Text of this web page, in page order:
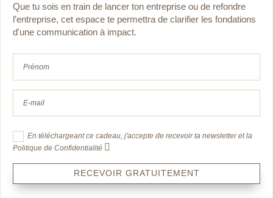
Que tu sois en train de lancer ton entreprise ou de refondre
l’entreprise, cet espace te permettra de clarifier les fondations
d'une communication à impact.
En téléchargeant ce cadeau, j'accepte de recevoir ta newsletter et la
Politique de Confidentialité
RECEVOIR GRATUITEMENT